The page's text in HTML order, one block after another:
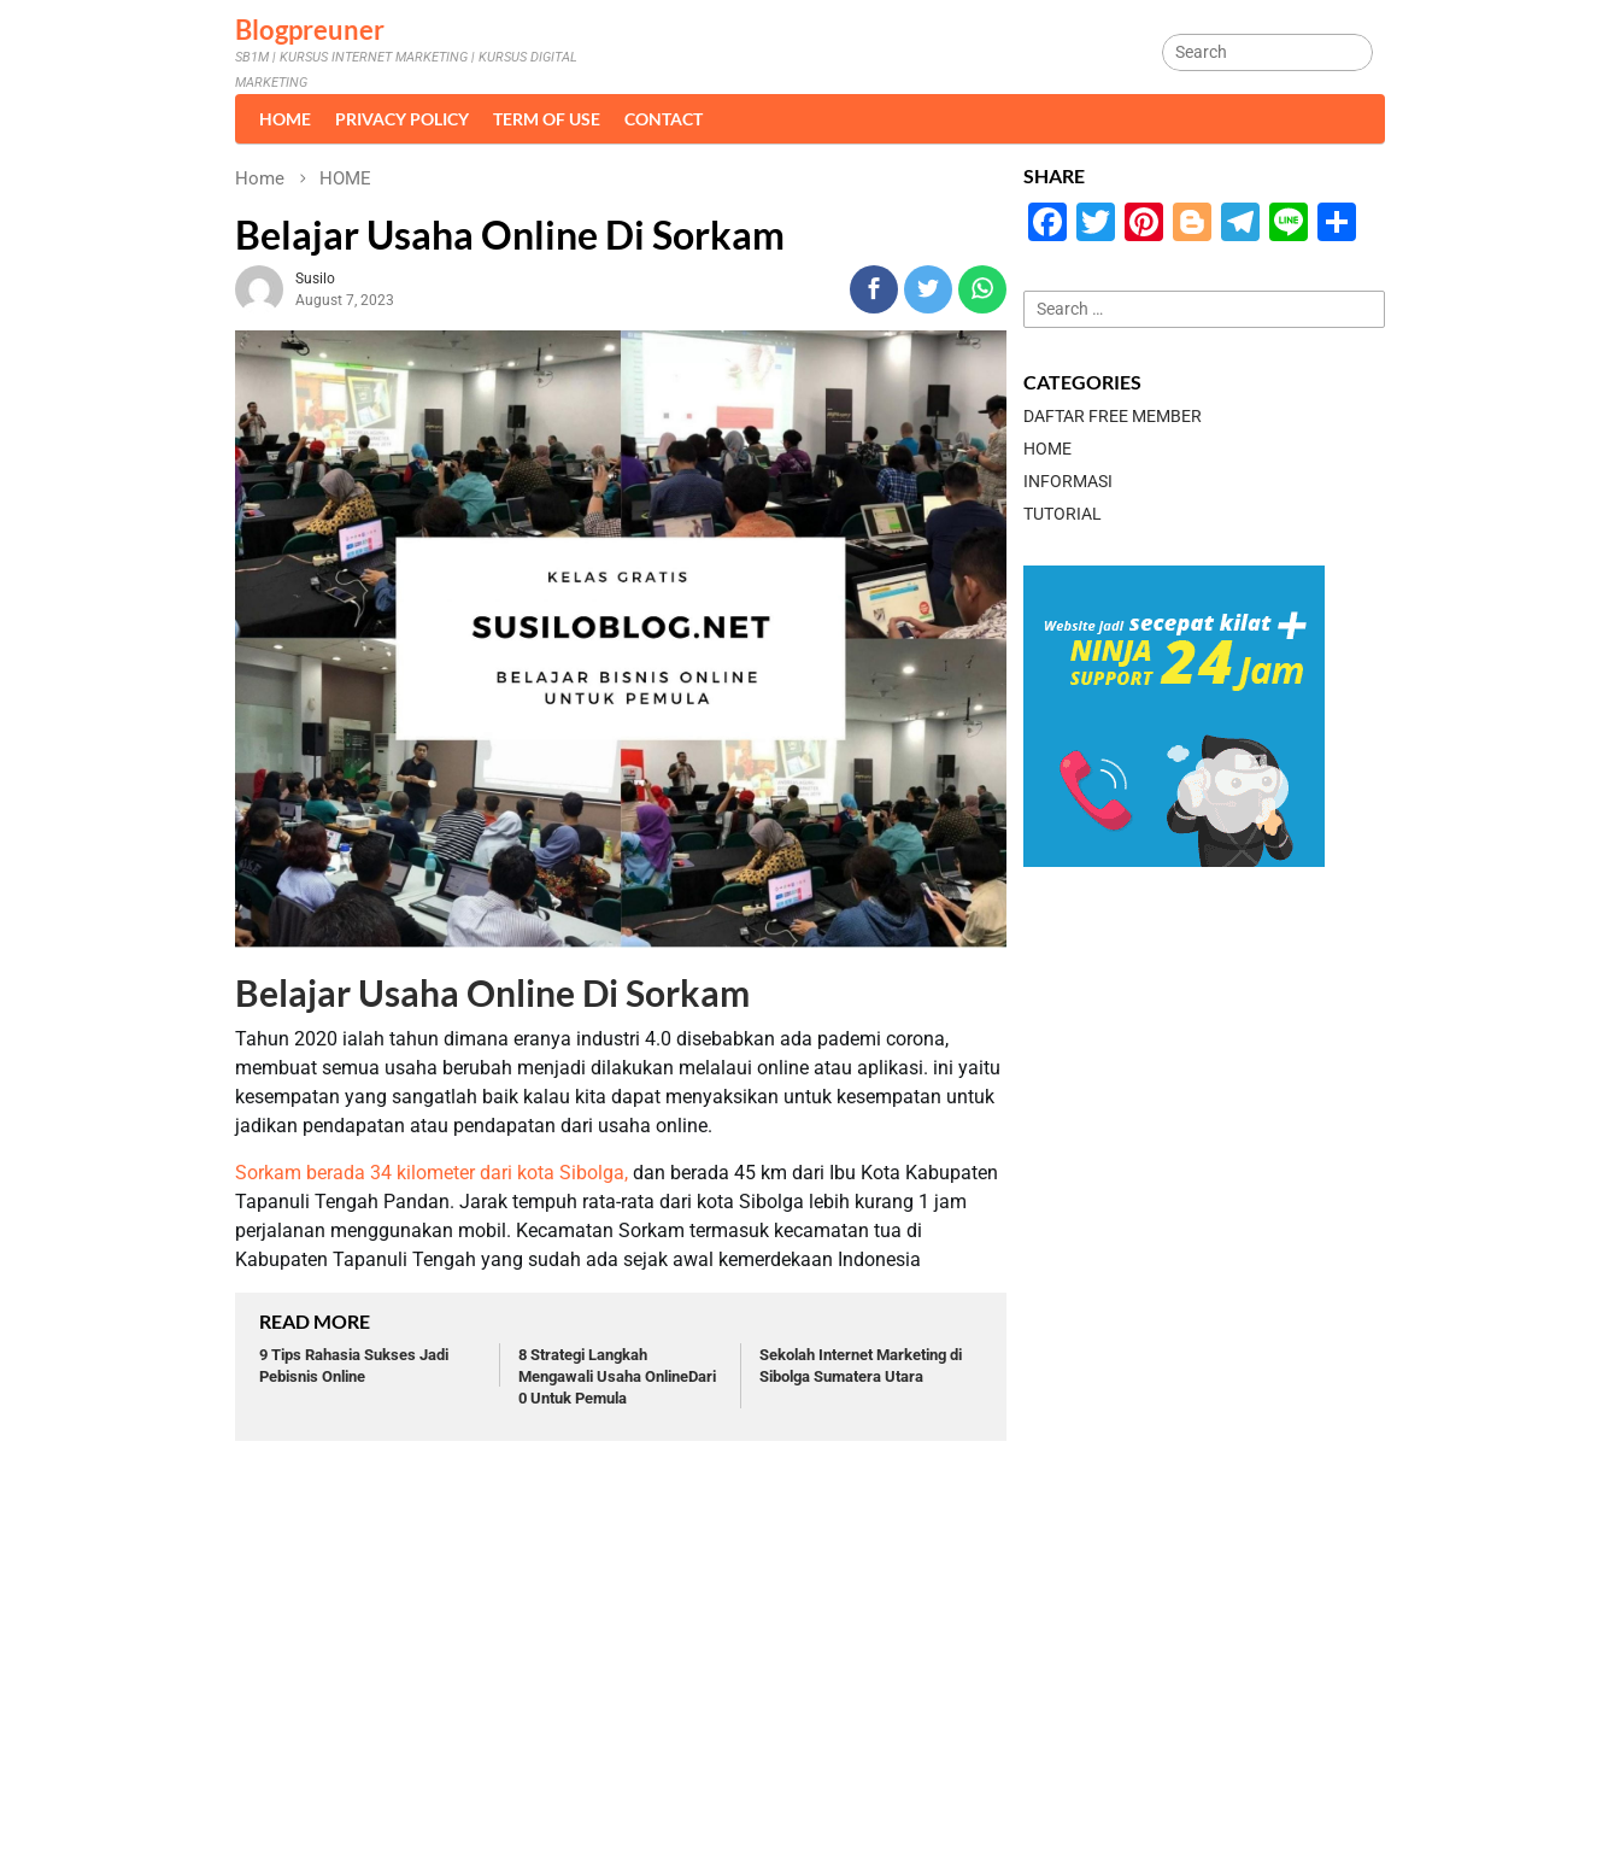
Blogpreuner
SB1M | KURSUS INTERNET MARKETING | KURSUS DIGITAL
MARKETING
HOME PRIVACY POLICY TERM OF USE CONTACT
Home HOME
Belajar Usaha Online Di Sorkam
Susilo
August 7, 2023
Belajar Usaha Online Di Sorkam
Tahun 2020 ialah tahun dimana eranya industri 4.0 disebabkan ada pademi corona,
membuat semua usaha berubah menjadi dilakukan melalaui online atau aplikasi. ini yaitu
kesempatan yang sangatlah baik kalau kita dapat menyaksikan untuk kesempatan untuk
jadikan pendapatan atau pendapatan dari usaha online.
Sorkam berada 34 kilometer dari kota Sibolga, dan berada 45 km dari Ibu Kota Kabupaten
Tapanuli Tengah Pandan. Jarak tempuh rata-rata dari kota Sibolga lebih kurang 1 jam
perjalanan menggunakan mobil. Kecamatan Sorkam termasuk kecamatan tua di
Kabupaten Tapanuli Tengah yang sudah ada sejak awal kemerdekaan Indonesia
READ MORE
9 Tips Rahasia Sukses Jadi
Pebisnis Online
8 Strategi Langkah
Mengawali Usaha OnlineDari
0 Untuk Pemula
Sekolah Internet Marketing di
Sibolga Sumatera Utara
SHARE
Facebook
Twitter
Pinterest
Blogger
Telegram
Line
Search
for:
CATEGORIES
DAFTAR FREE MEMBER
HOME
INFORMASI
TUTORIAL